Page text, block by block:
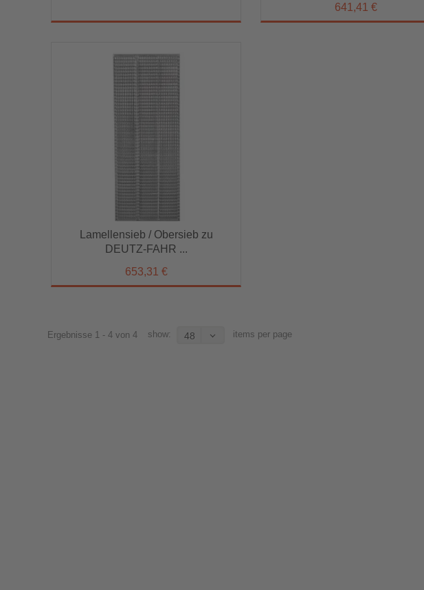
641,41 €
Lamellensieb / Obersieb zu
DEUTZ-FAHR ...
653,31 €
Lamellensieb / Obersieb zu
DEUTZ-FAHR ...
653,31 €
Ergebnisse 1 - 4 von 4 show: 48 items per page